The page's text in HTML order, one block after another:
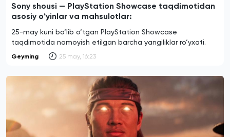
Sony shousi — PlayStation Showcase taqdimotidan
asosiy oʻyinlar va mahsulotlar:
25-may kuni bo‘lib o‘tgan PlayStation Showcase
taqdimotida namoyish etilgan barcha yangiliklar ro‘yxati.
Geyming 25 may, 16:23